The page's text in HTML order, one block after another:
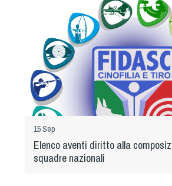
15 Sep
Elenco aventi diritto alla
squadre nazionali